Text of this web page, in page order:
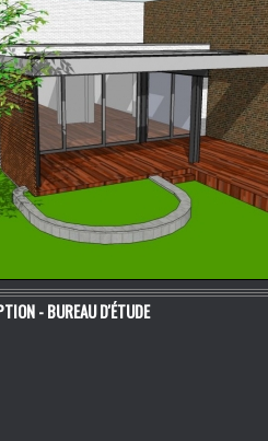
- BUREAU D'ÉTUDE